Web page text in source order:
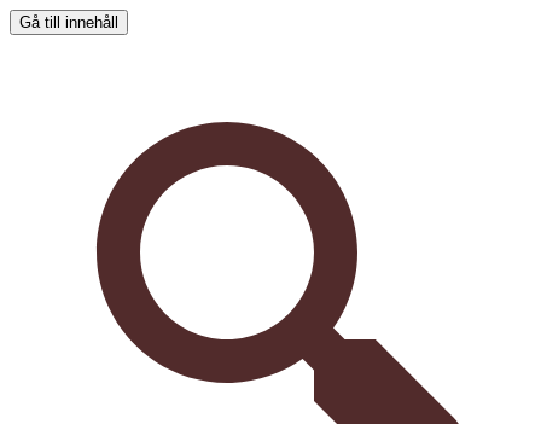
Gå till innehåll